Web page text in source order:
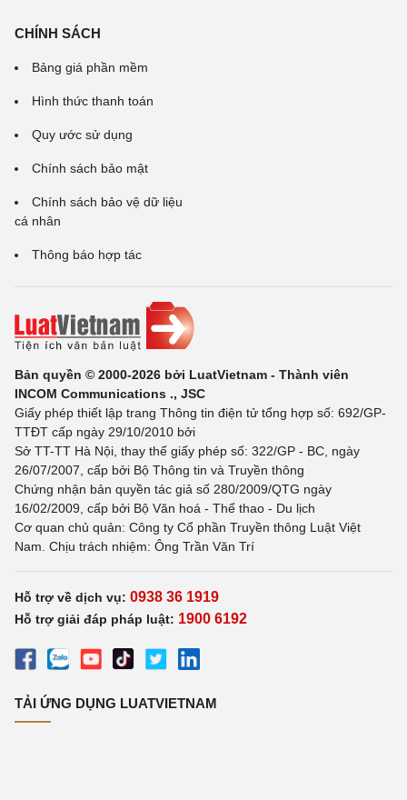
CHÍNH SÁCH
Bảng giá phần mềm
Hình thức thanh toán
Quy ước sử dụng
Chính sách bảo mật
Chính sách bảo vệ dữ liệu
cá nhân
Thông báo hợp tác
Bản quyền © 2000-2026 bởi LuatVietnam - Thành viên
INCOM Communications ., JSC
Giấy phép thiết lập trang Thông tin điện tử tổng hợp số: 692/GP-
TTĐT cấp ngày 29/10/2010 bởi
Sở TT-TT Hà Nội, thay thế giấy phép số: 322/GP - BC, ngày
26/07/2007, cấp bởi Bộ Thông tin và Truyền thông
Chứng nhận bản quyền tác giả số 280/2009/QTG ngày
16/02/2009, cấp bởi Bộ Văn hoá - Thể thao - Du lịch
Cơ quan chủ quản: Công ty Cổ phần Truyền thông Luật Việt
Nam. Chịu trách nhiệm: Ông Trần Văn Trí
Hỗ trợ về dịch vụ: 0938 36 1919
Hỗ trợ giải đáp pháp luật: 1900 6192
TẢI ỨNG DỤNG LUATVIETNAM